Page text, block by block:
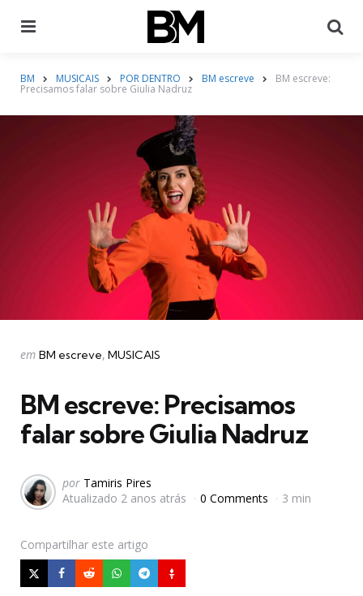
BM MUSICAIS POR DENTRO BM escreve BM escreve:
Precisamos falar sobre Giulia Nadruz
Categorias
Postado
em BM escreve MUSICAIS
BM escreve: Precisamos
falar sobre Giulia Nadruz
Postado
por
por Tamiris Pires
Atualizado 2 anos atrás 0 Comments 3 min
Compartilhar este artigo